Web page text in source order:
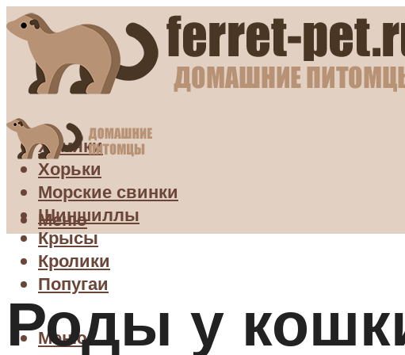
Хомяки
Хорьки
Морские свинки
Шиншиллы
Крысы
Кролики
Попугаи
Меню
Меню
Роды у